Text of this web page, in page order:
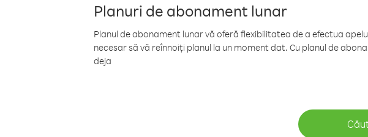
Planuri de abonament lunar
Planul de abonament lunar vă oferă flexibilitatea de a efectua
necesar să vă reînnoiți planul la un moment dat. Cu planul de
deja